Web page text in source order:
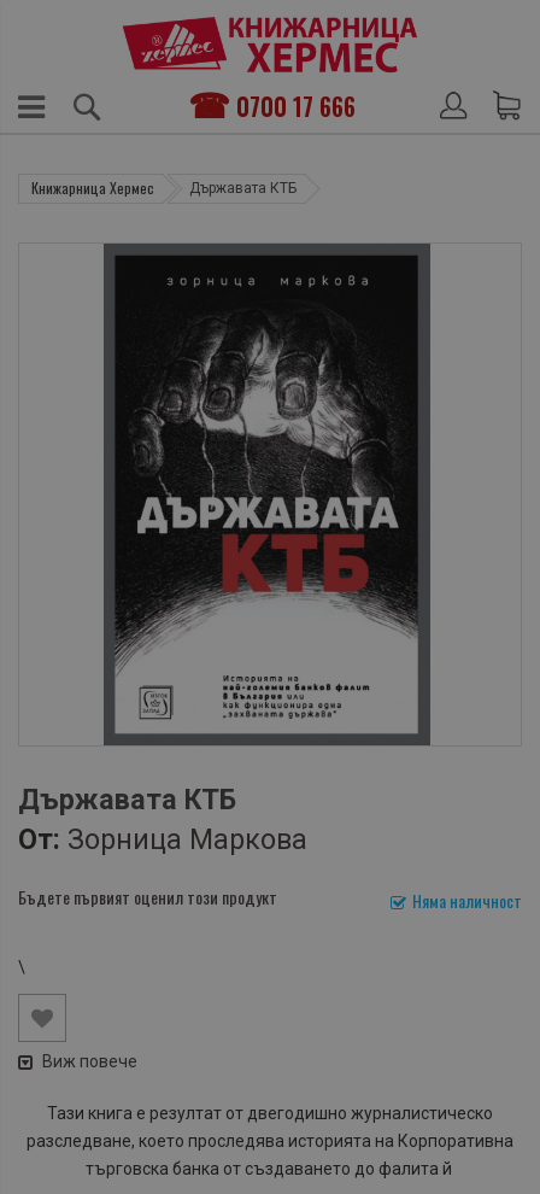
0700 17 666
Книжарница Хермес Държавата КТБ
Държавата КТБ
От: Зорница Маркова
Няма наличност
Бъдете първият оценил този продукт
\
Виж повече
Тази книга е резултат от двегодишно журналистическо
разследване, което проследява историята на Корпоративна
търговска банка от създаването до фалита й